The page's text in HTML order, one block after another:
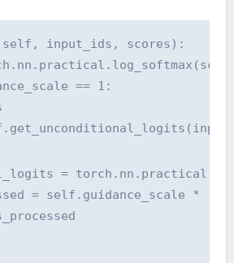
input_ids, scores):
== 1:
=
= self.guidance_scale *